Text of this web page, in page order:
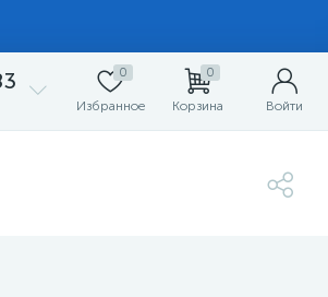
0
Избранное
0
Корзина Войти